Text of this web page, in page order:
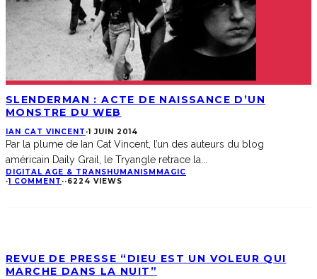
SLENDERMAN : ACTE DE NAISSANCE D’UN
MONSTRE DU WEB
IAN CAT VINCENT ·1 JUIN 2014
Par la plume de Ian Cat Vincent, l’un des auteurs du blog
américain Daily Grail, le Tryangle retrace la
DIGITAL AGE & TRANSHUMANISM MAGIC
·1 COMMENT ··6224 VIEWS
REVUE DE PRESSE “DIEU EST UN VOLEUR QUI
MARCHE DANS LA NUIT”